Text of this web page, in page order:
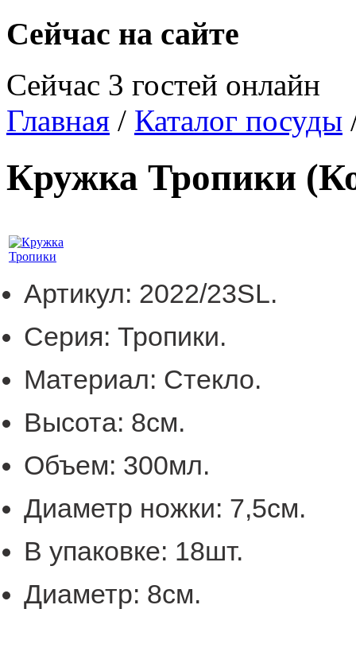
Сейчас на сайте
Сейчас 3 гостей онлайн
Главная / Каталог посуды
Кружка Тропики
Артикул: 2022/23SL.
Серия: Тропики.
Материал: Стекло.
Высота: 8см.
Объем: 300мл.
Диаметр ножки: 7,5см.
В упаковке: 18шт.
Диаметр: 8см.